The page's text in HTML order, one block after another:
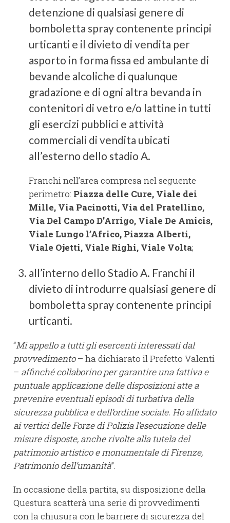
detenzione di qualsiasi genere di
bomboletta spray contenente principi
urticanti e il divieto di vendita per
asporto in forma fissa ed ambulante di
bevande alcoliche di qualunque
gradazione e di ogni altra bevanda in
contenitori di vetro e/o lattine in tutti
gli esercizi pubblici e attività
commerciali di vendita ubicati
all’esterno dello stadio A.
Franchi nell’area compresa nel seguente
perimetro: Piazza delle Cure, Viale dei
Mille, Via Pacinotti, Via del Pratellino,
Via Del Campo D’Arrigo, Viale De Amicis,
Viale Lungo l’Africo, Piazza Alberti,
Viale Ojetti, Viale Righi, Viale Volta;
all’interno dello Stadio A. Franchi il
divieto di introdurre qualsiasi genere di
bomboletta spray contenente principi
urticanti.
“Mi appello a tutti gli esercenti interessati dal
provvedimento– ha dichiarato il Prefetto Valenti
– affinché collaborino per garantire una fattiva e
puntuale applicazione delle disposizioni atte a
prevenire eventuali episodi di turbativa della
sicurezza pubblica e dell’ordine sociale. Ho affidato
ai vertici delle Forze di Polizia l’esecuzione delle
misure disposte, anche rivolte alla tutela del
patrimonio artistico e monumentale di Firenze,
Patrimonio dell’umanità”.
In occasione della partita, su disposizione della
Questura scatterà una serie di provvedimenti
con la chiusura con le barriere di sicurezza del